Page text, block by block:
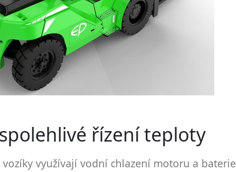
řízení teploty
využívají vodní chlazení motoru a baterie